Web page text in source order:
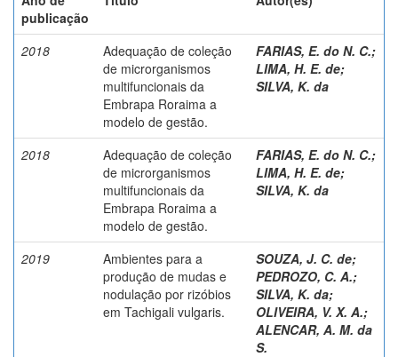
publicação
2018
Adequação de coleção
de microrganismos
multifuncionais da
Embrapa Roraima a
modelo de gestão.
FARIAS, E. do N. C.;
LIMA, H. E. de;
SILVA, K. da
2018
Adequação de coleção
de microrganismos
multifuncionais da
Embrapa Roraima a
modelo de gestão.
FARIAS, E. do N. C.;
LIMA, H. E. de;
SILVA, K. da
2019
Ambientes para a
produção de mudas e
nodulação por rizóbios
em Tachigali vulgaris.
SOUZA, J. C. de;
PEDROZO, C. A.;
SILVA, K. da;
OLIVEIRA, V. X. A.;
ALENCAR, A. M. da
S.